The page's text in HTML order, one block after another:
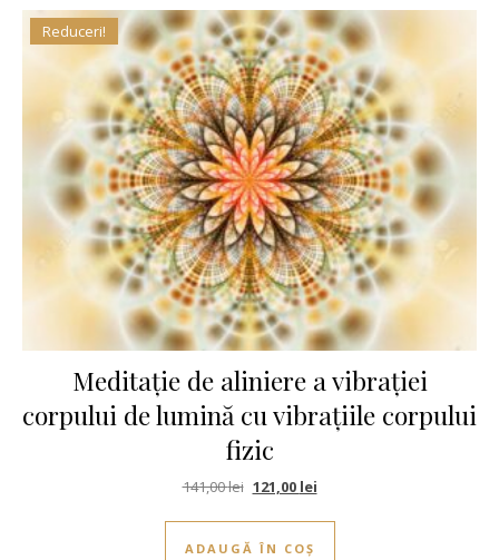
Reduceri!
Meditație de aliniere a vibrației
corpului de lumină cu vibrațiile corpului
fizic
141,00lei Prețul inițial a fost: 141,00 lei.
121,00 leiPrețul curent este: 121,00
ADAUGĂ ÎN COȘ